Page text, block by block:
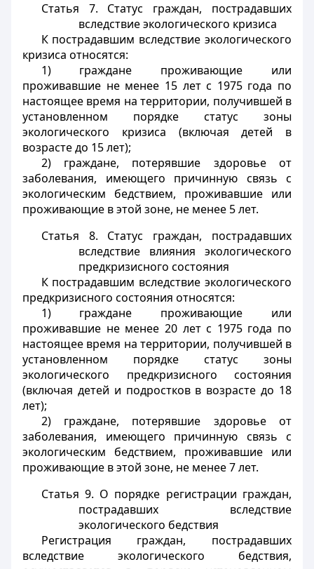
Статья 7. Статус граждан, пострадавших
вследствие экологического кризиса
К пострадавшим вследствие экологического
кризиса относятся:
1) граждане проживающие или
проживавшие не менее 15 лет с 1975 года по
настоящее время на территории, получившей в
установленном порядке статус зоны
экологического кризиса (включая детей в
возрасте до 15 лет);
2) граждане, потерявшие здоровье от
заболевания, имеющего причинную связь с
экологическим бедствием, проживавшие или
проживающие в этой зоне, не менее 5 лет.
Статья 8. Статус граждан, пострадавших
вследствие влияния экологического
предкризисного состояния
К пострадавшим вследствие экологического
предкризисного состояния относятся:
1) граждане проживающие или
проживавшие не менее 20 лет с 1975 года по
настоящее время на территории, получившей в
установленном порядке статус зоны
экологического предкризисного состояния
(включая детей и подростков в возрасте до 18
лет);
2) граждане, потерявшие здоровье от
заболевания, имеющего причинную связь с
экологическим бедствием, проживавшие или
проживающие в этой зоне, не менее 7 лет.
Статья 9. О порядке регистрации граждан,
пострадавших вследствие
экологического бедствия
Регистрация граждан, пострадавших
вследствие экологического бедствия,